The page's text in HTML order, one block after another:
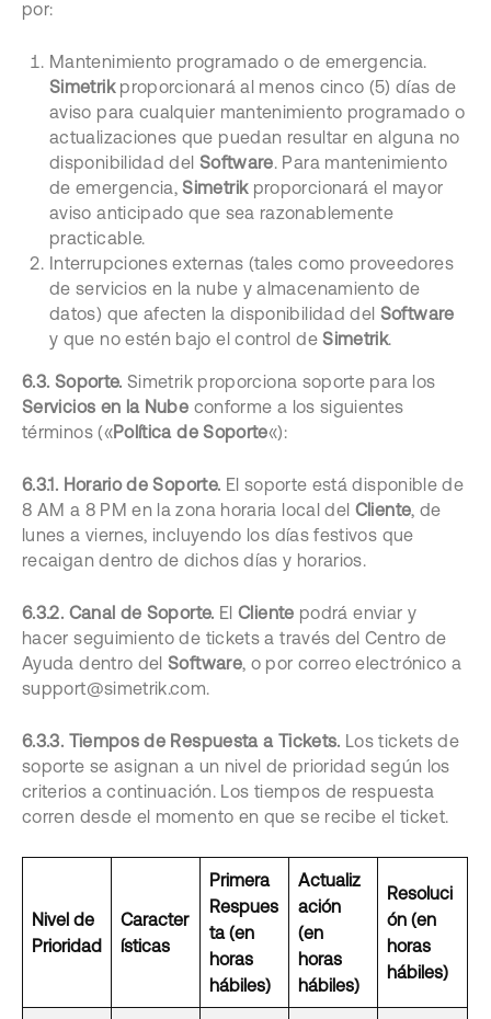
por:
Mantenimiento programado o de emergencia.
Simetrikproporcionará al menos cinco (5) días de
aviso para cualquier mantenimiento programado o
actualizaciones que puedan resultar en alguna no
disponibilidad del Software. Para mantenimiento
de emergencia,Simetrikproporcionará el mayor
aviso anticipado que sea razonablemente
practicable.
Interrupciones externas (tales como proveedores
de servicios en la nube y almacenamiento de
datos) que afecten la disponibilidad del Software
y que no estén bajo el control deSimetrik.
6.3. Soporte. Simetrik proporciona soporte para los
Servicios en la Nube conforme a los siguientes
términos («Política de Soporte«):
6.3.1. Horario de Soporte. El soporte está disponible de
8 AM a 8 PM en la zona horaria local del Cliente, de
lunes a viernes, incluyendo los días festivos que
recaigan dentro de dichos días y horarios.
6.3.2. Canal de Soporte. ElCliente podrá enviar y
hacer seguimiento de tickets a través del Centro de
Ayuda dentro delSoftware, o por correo electrónico a
support@simetrik.com.
6.3.3. Tiempos de Respuesta a Tickets. Los tickets de
soporte se asignan a un nivel de prioridad según los
criterios a continuación. Los tiempos de respuesta
corren desde el momento en que se recibe el ticket.
Nivel de
Prioridad
Caracter
ísticas
Primera
Respues
ta (en
horas
hábiles)
Actualiz
ación
(en
horas
hábiles)
Resoluci
ón (en
horas
hábiles)